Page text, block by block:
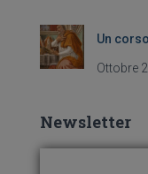
Un
Ottobre
Newsletter